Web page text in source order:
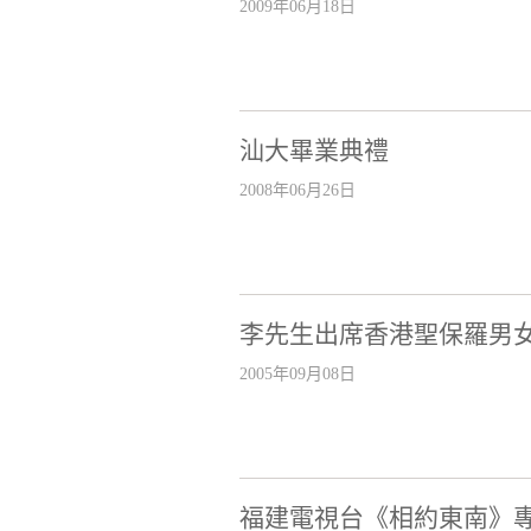
2009年06月18日
汕大畢業典禮
2008年06月26日
李先生出席香港聖保羅男
2005年09月08日
福建電視台《相約東南》